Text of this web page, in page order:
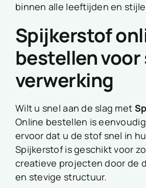
binnen alle leeftijden en
Spijkerstof
bestellen voor
verwerking
Wilt u snel aan de slag met
Online bestellen is
ervoor dat u de stof snel in
Spijkerstof is geschikt voor
creatieve projecten door de
en stevige structuur.